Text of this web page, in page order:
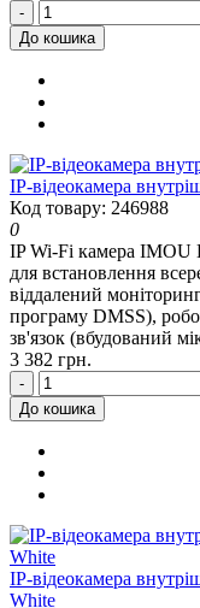
-
До кошика
IP-відеокамера
Код товару: 246988
0
IP Wi-Fi камера
для встановлення
віддалений
програму DMSS),
зв'язок (вбудований
3 382 грн.
-
До кошика
IP-відеокамера
White